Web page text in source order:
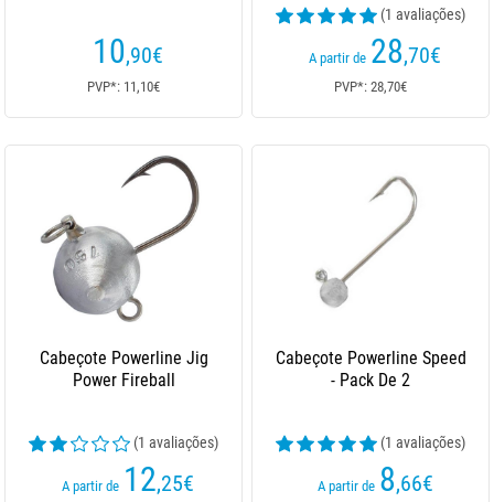
10,90€
PVP*: 11,10€
(1 avaliações)
A partir de 28,70€
PVP*: 28,70€
Cabeçote Powerline Jig
Power Fireball
(1 avaliações)
A partir de 12,25€
Cabeçote Powerline Speed
- Pack De 2
(1 avaliações)
A partir de 8,66€